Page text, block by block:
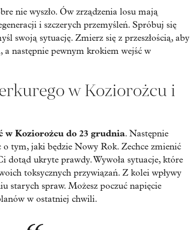
nie wyszło. Ów zrządzenia losu mają
i szczerych przemyśleń. Spróbuj się
swoją sytuację. Zmierz się z przeszłością, aby
a następnie pewnym krokiem wejść w
w Koziorożcu i
w Koziorożcu do 23 grudnia. Następnie
tym, jaki będzie Nowy Rok. Zechce zmienić
dotąd ukryte prawdy. Wywoła sytuacje, które
toksycznych przywiązań. Z kolei wpływy
starych spraw. Możesz poczuć napięcie
w ostatniej chwili.